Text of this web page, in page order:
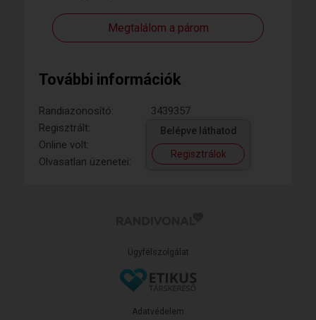
Megtalálom a párom
További információk
Randiazonosító:
3439357
Regisztrált:
Online volt:
Olvasatlan üzenetei:
Belépve láthatod
Regisztrálok
Ügyfélszolgálat
Adatvédelem